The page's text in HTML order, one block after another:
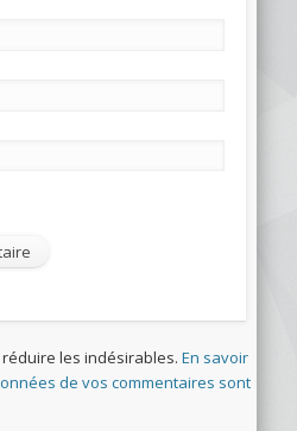
les indésirables. En savoir
de vos commentaires sont